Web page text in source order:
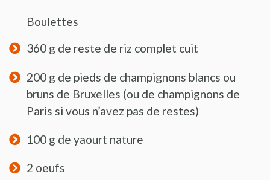
Boulettes
360 g de reste de riz complet cuit
200 g de pieds de champignons blancs ou
bruns de Bruxelles (ou de champignons de
Paris si vous n’avez pas de restes)
100 g de yaourt nature
2 oeufs